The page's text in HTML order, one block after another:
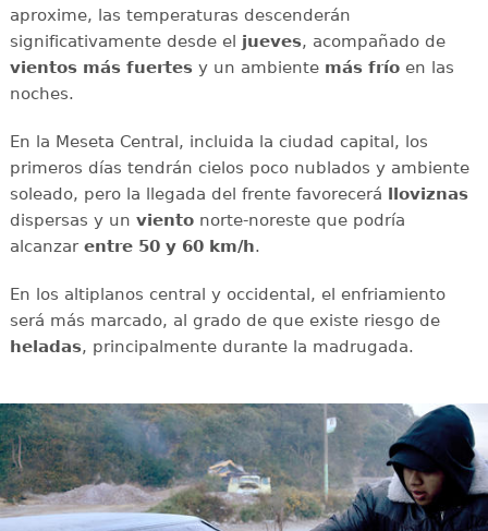
aproxime, las temperaturas descenderán
significativamente desde el jueves, acompañado de
vientos más fuertesy un ambiente más fríoen las
noches.
En la Meseta Central, incluida la ciudad capital, los
primeros días tendrán cielos poco nublados y ambiente
soleado, pero la llegada del frente favorecerá lloviznas
dispersas y un vientonorte-noreste que podría
alcanzar entre 50 y 60 km/h.
En los altiplanos central y occidental, el enfriamiento
será más marcado, al grado de que existe riesgo de
heladas, principalmente durante la madrugada.